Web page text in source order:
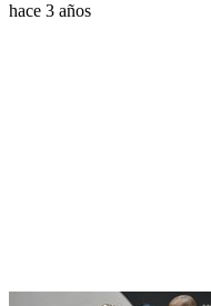
hace 3 años